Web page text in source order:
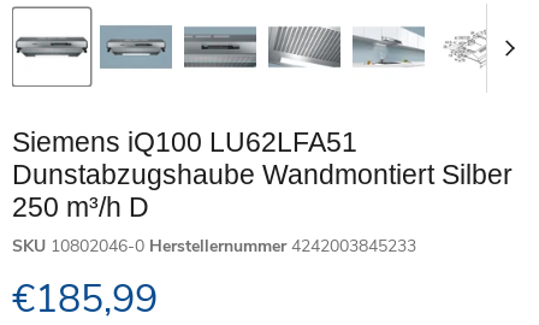
Siemens iQ100 LU62LFA51
Dunstabzugshaube Wandmontiert Silber
250 m³/h D
SKU 10802046-0 Herstellernummer 4242003845233
Aktueller Preis
€185,99